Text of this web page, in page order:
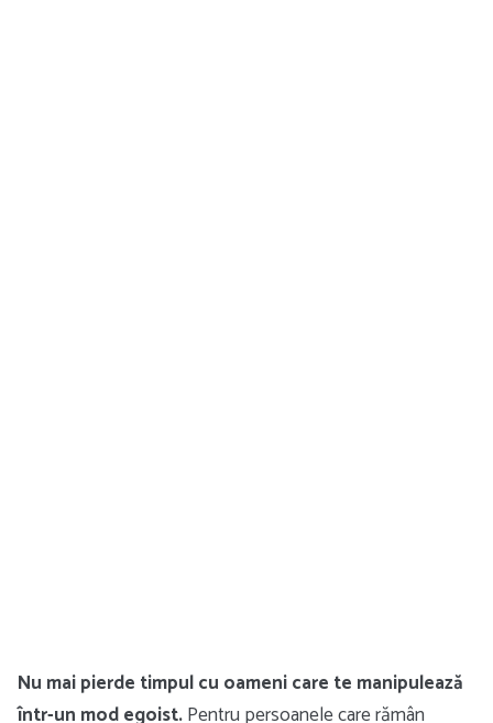
Nu mai pierde timpul cu oameni care te manipulează
într-un mod egoist.Pentru persoanele care rămân